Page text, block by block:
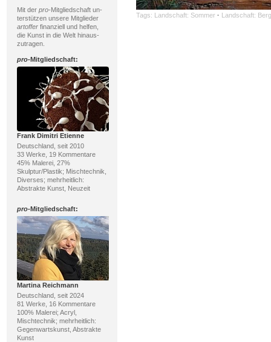
Mit der pro-Mitgliedschaft un-
terstützen unsere Mitglieder
artofferfinanziell und helfen,
die Kunst in die Welt hinaus-
zutragen.
pro-Mitgliedschaft:
Frank Dimitri Etienne
Deutschland, seit 2010
33 Werke, 19 Kommentare
45% Malerei, 27%
Skulptur/Plastik; Mischtechnik,
Diverses; mehrheitlich:
Abstrakte Kunst, Neuzeit
pro-Mitgliedschaft:
Martina Reichmann
Deutschland, seit 2024
81 Werke, 16 Kommentare
100% Malerei; Acryl,
Mischtechnik; mehrheitlich:
Gegenwartskunst, Abstrakte
Kunst
Tags: Landschaft: Sommer · Landschaft: